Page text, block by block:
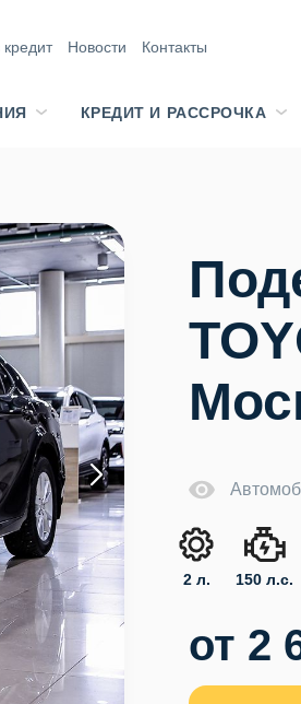
кредит Новости Контакты
КРЕДИТ И РАССРОЧКА
2 л. 150 л.с.
от 2